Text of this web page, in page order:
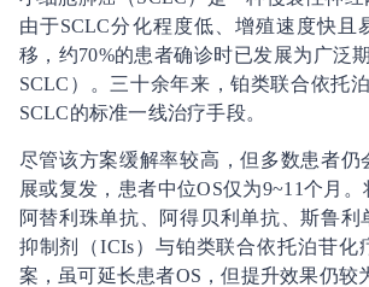
由于SCLC分化程度低、增殖速度快且
移，约70%的患者确诊时已发展为广泛
SCLC）。三十余年来，铂类联合依托
SCLC的标准一线治疗手段。
尽管该方案缓解率较高，但多数患者仍
展或复发，患者中位OS仅为9~11个月。
阿替利珠单抗、阿得贝利单抗、斯鲁利
抑制剂（ICIs）与铂类联合依托泊苷化
案，虽可延长患者OS，但提升效果仍较